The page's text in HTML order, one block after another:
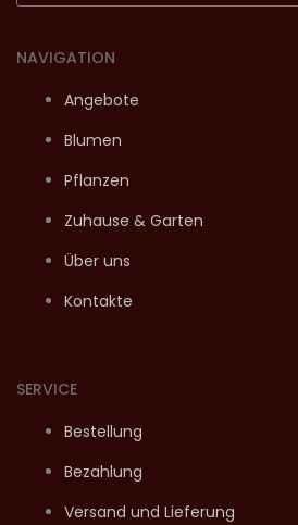
NAVIGATION
Angebote
Blumen
Pflanzen
Zuhause & Garten
Über uns
Kontakte
SERVICE
Bestellung
Bezahlung
Versand und Lieferung